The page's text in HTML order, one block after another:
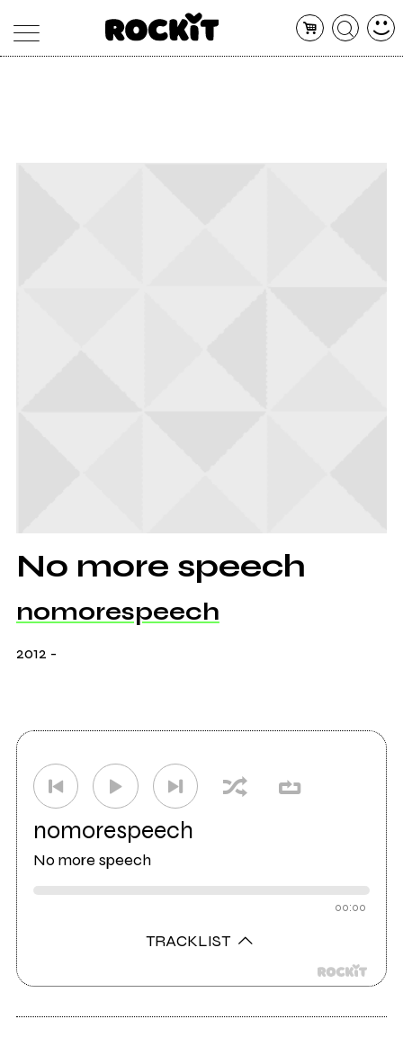
CONCERTI
No more speech
nomorespeech
2012 -
nomorespeech
No more speech
00:00
TRACKLIST